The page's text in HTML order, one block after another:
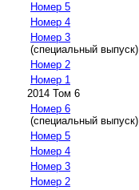
Номер 5
Номер 4
Номер 3
(специальный выпуск)
Номер 2
Номер 1
2014 Том 6
Номер 6
(специальный выпуск)
Номер 5
Номер 4
Номер 3
Номер 2